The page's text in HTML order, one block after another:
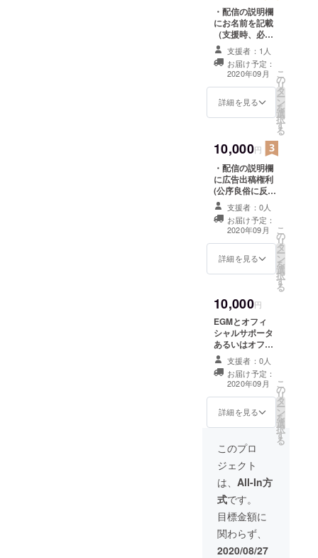
に支えられ
オフライン
大会の成功
や150チーム
に及ぶ参加
者を誇る大
きな大会の
化し続ける
ゲームを愛
するゲー
マーたちに
戦いの場所
を提供して
・配信の説明欄
にお名前を記載
（支援時、必ず
備考欄にご希望
のお名前をご記
入ください ）
支援者：1人
お届け予定：
2020年09月
詳細を見る
こ
の
リ
タ
ー
ン
を
選
択
す
る
10,000円
・配信の説明欄
に広告出稿権利
(公序良俗に反す
る内容、法令に
違反する内容な
どはお受けでき
ません。 ) ・配
信画面にロゴの
掲載 ・配信中に
する内容などは
お受けできませ
ん。 ) 備考欄に
掲載希望のもの
を記載くださ
い。
支援者：0人
お届け予定：
2020年09月
詳細を見る
こ
の
リ
タ
ー
ン
を
選
択
す
る
10,000円
EGMとオフィ
シャルサポータ
あるいはオフィ
シャルアンバサ
ダーとして活
動。 オフィシャ
ルサポータは
EGMの企業的に
応援を継続して
も団体的に応援
させていただ
く、協力関係で
す。 オフィシャ
ルアンバサダー
はEGMを個人的
に応援を継続し
ていただける方
向けです。こち
らも団体的に応
支援者：0人
お届け予定：
2020年09月
詳細を見る
こ
の
リ
タ
ー
ン
を
選
択
す
る
このプロ
ジェクト
は、 All-In方
式です。
目標金額に
関わらず、
2020/08/27